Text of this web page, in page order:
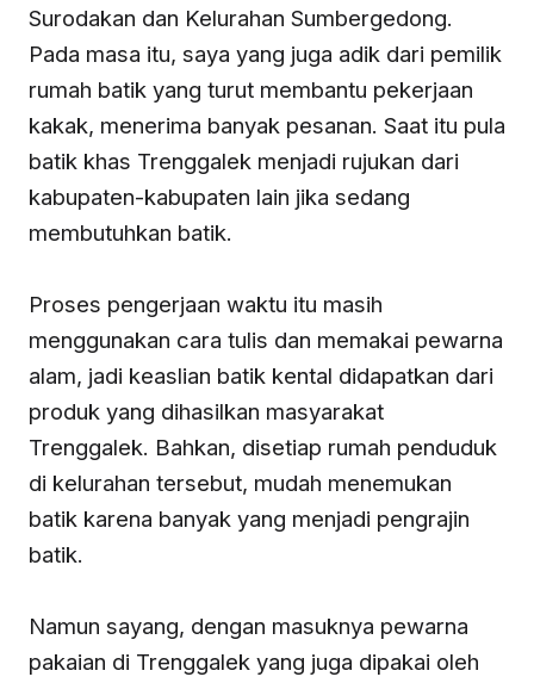
Surodakan dan Kelurahan Sumbergedong.
Pada masa itu, saya yang juga adik dari pemilik
rumah batik yang turut membantu pekerjaan
kakak, menerima banyak pesanan. Saat itu pula
batik khas Trenggalek menjadi rujukan dari
kabupaten-kabupaten lain jika sedang
membutuhkan batik.
Proses pengerjaan waktu itu masih
menggunakan cara tulis dan memakai pewarna
alam, jadi keaslian batik kental didapatkan dari
produk yang dihasilkan masyarakat
Trenggalek. Bahkan, disetiap rumah penduduk
di kelurahan tersebut, mudah menemukan
batik karena banyak yang menjadi pengrajin
batik.
Namun sayang, dengan masuknya pewarna
pakaian di Trenggalek yang juga dipakai oleh